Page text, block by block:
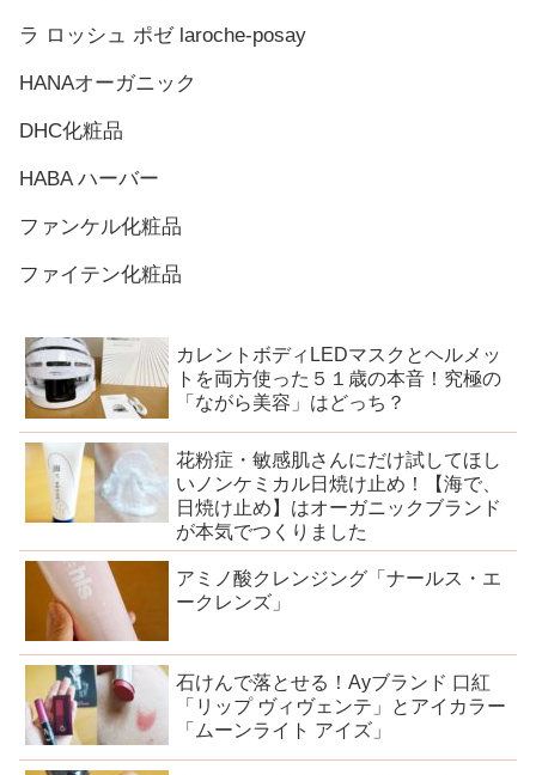
ラ ロッシュ ポゼ laroche-posay
HANAオーガニック
DHC化粧品
HABA ハーバー
ファンケル化粧品
ファイテン化粧品
カレントボディLEDマスクとヘルメッ
トを両方使った５１歳の本音！究極の
「ながら美容」はどっち？
花粉症・敏感肌さんにだけ試してほし
いノンケミカル日焼け止め！【海で、
日焼け止め】はオーガニックブランド
が本気でつくりました
アミノ酸クレンジング「ナールス・エ
ークレンズ」
石けんで落とせる！Ayブランド 口紅
「リップ ヴィヴェンテ」とアイカラー
「ムーンライト アイズ」